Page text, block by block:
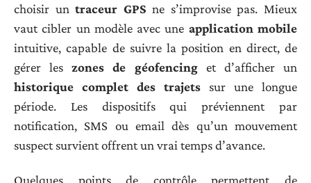
choisir untraceur GPS ne s’improvise pas. Mieux
vaut cibler un modèle avec une application mobile
intuitive, capable de suivre la position en direct, de
gérer leszones de géofencinget d’afficher un
historique complet des trajets sur une longue
période. Les dispositifs qui préviennent par
notification, SMS ou email dès qu’un mouvement
suspect survient offrent un vrai temps d’avance.